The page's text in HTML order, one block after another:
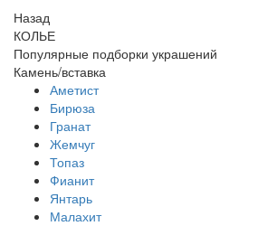
Назад
КОЛЬЕ
Популярные подборки украшений
Камень/вставка
Аметист
Бирюза
Гранат
Жемчуг
Топаз
Фианит
Янтарь
Малахит